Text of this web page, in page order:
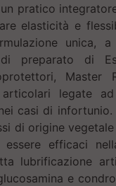
pratico
elasticità e
unica,
preparato di
legate
casi di
di origine
efficaci
lubrificazione
e